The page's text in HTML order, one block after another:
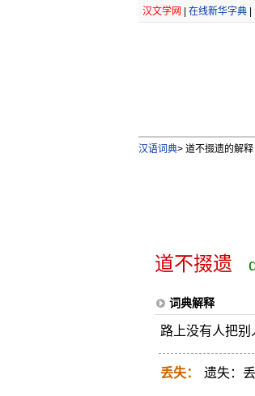
汉文学网 在线新华字典|
汉语词典>道不掇遗的解释
道不掇遗
词典解释
路上没有人把别
丢失： 遗失：